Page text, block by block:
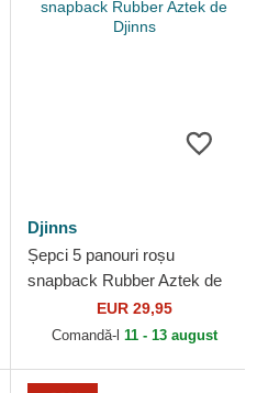
Djinns
Șepci 5 panouri roșu
snapback Rubber Aztek de
EUR 29,95
Comandă-l 11 - 13 august